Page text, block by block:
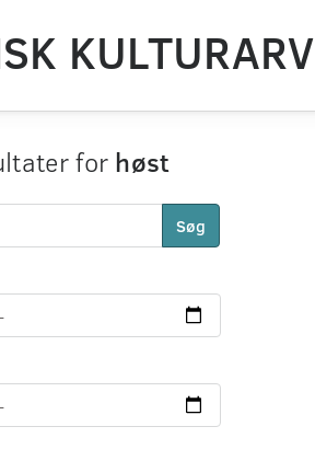
KULTURARV
for høst
Søg